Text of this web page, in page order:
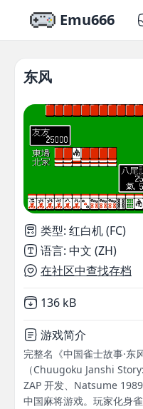
Emu666
东风
类型: 红白机 (FC)
语言: 中文 (ZH)
在社区中查找存档
Not downloaded
136 kB
游戏简介
完整名《中国雀士故事·东
（Chuugoku Janshi
ZAP 开发、Natsume
中国麻将游戏。玩家化身